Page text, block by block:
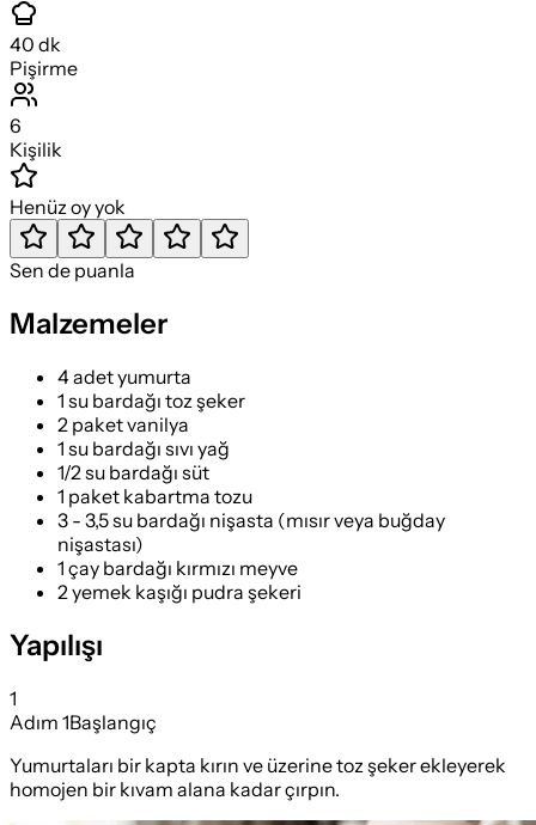
40 dk
Pişirme
6
Kişilik
Henüz oy yok
Sen de puanla
Malzemeler
4 adet yumurta
1 su bardağı toz şeker
2 paket vanilya
1 su bardağı sıvı yağ
1/2 su bardağı süt
1 paket kabartma tozu
3 - 3,5 su bardağı nişasta (mısır veya buğday
nişastası)
1 çay bardağı kırmızı meyve
2 yemek kaşığı pudra şekeri
Yapılışı
1
Adım 1Başlangıç
Yumurtaları bir kapta kırın ve üzerine toz şeker ekleyerek
homojen bir kıvam alana kadar çırpın.